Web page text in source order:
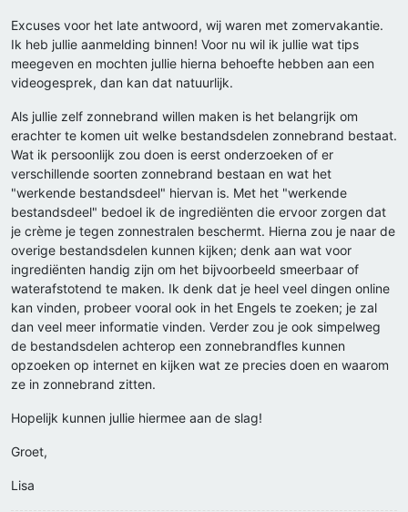
Excuses voor het late antwoord, wij waren met zomervakantie.
Ik heb jullie aanmelding binnen! Voor nu wil ik jullie wat tips
meegeven en mochten jullie hierna behoefte hebben aan een
videogesprek, dan kan dat natuurlijk.
Als jullie zelf zonnebrand willen maken is het belangrijk om
erachter te komen uit welke bestandsdelen zonnebrand bestaat.
Wat ik persoonlijk zou doen is eerst onderzoeken of er
verschillende soorten zonnebrand bestaan en wat het
"werkende bestandsdeel" hiervan is. Met het "werkende
bestandsdeel" bedoel ik de ingrediënten die ervoor zorgen dat
je crème je tegen zonnestralen beschermt. Hierna zou je naar de
overige bestandsdelen kunnen kijken; denk aan wat voor
ingrediënten handig zijn om het bijvoorbeeld smeerbaar of
waterafstotend te maken. Ik denk dat je heel veel dingen online
kan vinden, probeer vooral ook in het Engels te zoeken; je zal
dan veel meer informatie vinden. Verder zou je ook simpelweg
de bestandsdelen achterop een zonnebrandfles kunnen
opzoeken op internet en kijken wat ze precies doen en waarom
ze in zonnebrand zitten.
Hopelijk kunnen jullie hiermee aan de slag!
Groet,
Lisa